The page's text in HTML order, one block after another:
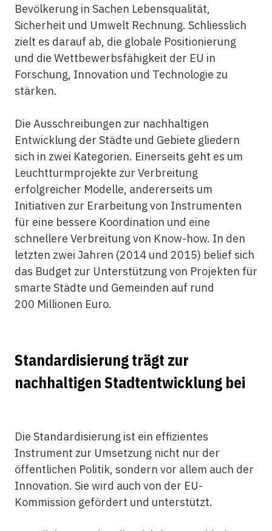
Bevölkerung in Sachen Lebensqualität,
Sicherheit und Umwelt Rechnung. Schliesslich
zielt es darauf ab, die globale Positionierung
und die Wettbewerbsfähigkeit der EU in
Forschung, Innovation und Technologie zu
stärken.
Die Ausschreibungen zur nachhaltigen
Entwicklung der Städte und Gebiete gliedern
sich in zwei Kategorien. Einerseits geht es um
Leuchtturmprojekte zur Verbreitung
erfolgreicher Modelle, andererseits um
Initiativen zur Erarbeitung von Instrumenten
für eine bessere Koordination und eine
schnellere Verbreitung von Know-how. In den
letzten zwei Jahren (2014 und 2015) belief sich
das Budget zur Unterstützung von Projekten für
smarte Städte und Gemeinden auf rund
200 Millionen Euro.
Standardisierung trägt zur
nachhaltigen Stadtentwicklung bei
Die Standardisierung ist ein effizientes
Instrument zur Umsetzung nicht nur der
öffentlichen Politik, sondern vor allem auch der
Innovation. Sie wird auch von der EU-
Kommission gefördert und unterstützt.